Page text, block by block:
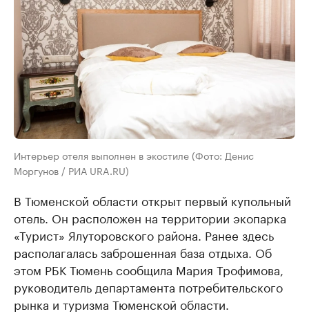
Интерьер отеля выполнен в экостиле (Фото: Денис
Моргунов / РИА URA.RU)
В Тюменской области открыт первый купольный
отель. Он расположен на территории экопарка
«Турист» Ялуторовского района. Ранее здесь
располагалась заброшенная база отдыха. Об
этом РБК Тюмень сообщила Мария Трофимова,
руководитель департамента потребительского
рынка и туризма Тюменской области.